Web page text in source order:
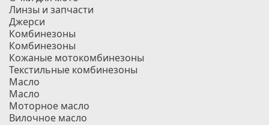
Линзы и запчасти
Джерси
Комбинезоны
Комбинезоны
Кожаные мотокомбинезоны
Текстильные комбинезоны
Масло
Масло
Моторное масло
Вилочное масло